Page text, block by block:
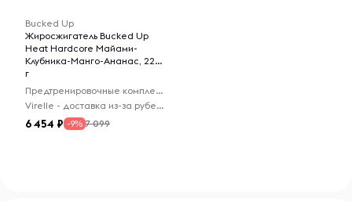
началом применения во время беременности, кормления
грудью, приема лекарств, если вы находитесь в группе
риска или лечитесь от какого-либо заболевания,
проконсультируйтесь с врачом. При возникновении
нежелательной реакции следует прекратить
использование. Хранить в сухом и прохладном месте.
Хранить в недоступном для детей месте.
Bucked Up
Жиросжигатель Bucked Up
Heat Hardcore Майами-
Клубника-Манго-Ананас, 228
г
Предтренировочные комплексы
Virelle - доставка из-за рубежа
6 454 -9% 7 099